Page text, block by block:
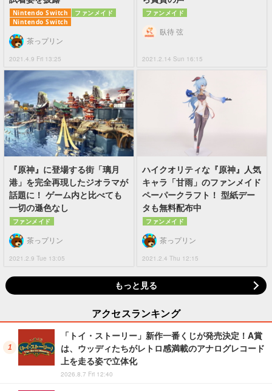
Nintendo Switch
ファンメイド
Nintendo Switch
2021.4.9 Fri 13:25
茶っプリン
ファンメイド
2021.2.14 Sun 16:15
臥待 弦
『原神』に登場する街「璃月
港」を完全再現したジオラマが
話題に！ ゲーム内と比べても
一切の遜色なし
ファンメイド
2021.2.9 Tue 13:05
茶っプリン
ハイクオリティな『原神』人気
キャラ「甘雨」のファンメイド
ペーパークラフト！ 型紙デー
タも無料配布中
ファンメイド
2021.2.4 Thu 12:15
茶っプリン
もっと見る
アクセスランキング
「トイ・ストーリー」新作一番くじが発売決定！A賞
は、ウッディたちがレトロ感満載のアナログレコード
上を走る姿で立体化
2026.8.7 Fri 12:40